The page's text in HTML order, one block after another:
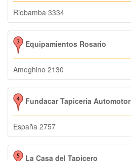
Riobamba 3334
Equipamientos Rosario
Ameghino 2130
Fundacar Tapiceria Automotor
España 2757
La Casa del Tapicero